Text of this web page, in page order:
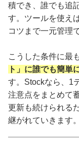
積でき、誰でも追
す。ツールを使え
コツまで一元管理
こうした条件に最
ト」に誰でも簡単
す。Stockなら、1
注意点をまとめて
更新も続けられる
継がれていきます。